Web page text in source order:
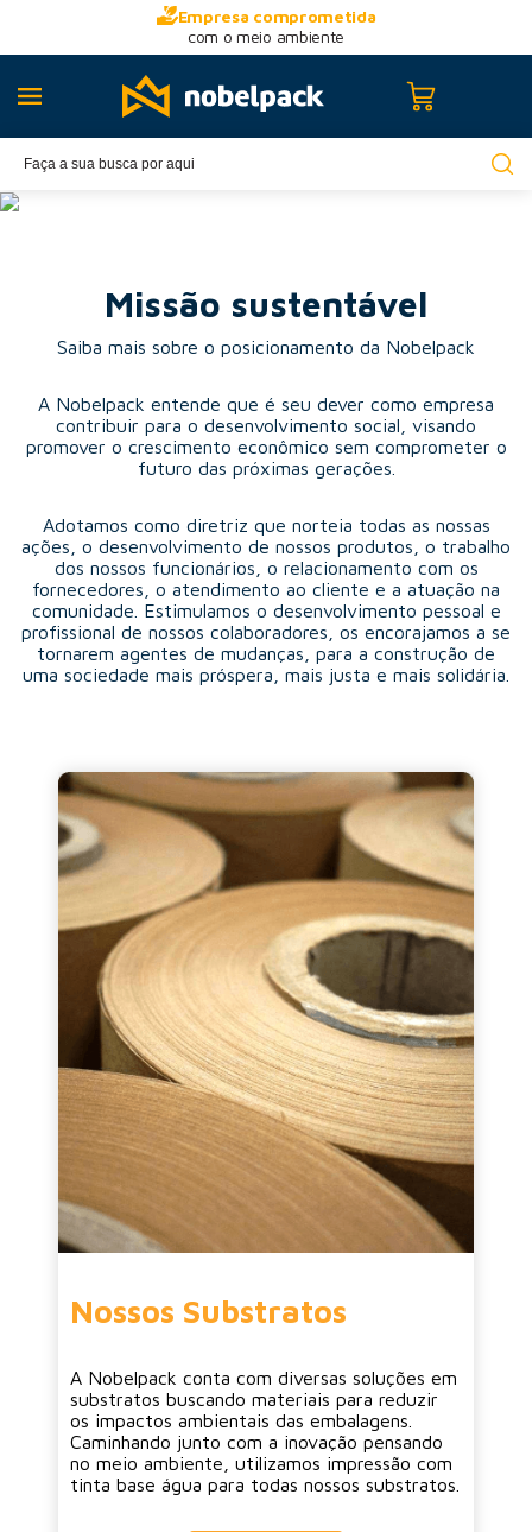
Empresa comprometida
com o meio ambiente
Missão sustentável
Saiba mais sobre o posicionamento da Nobelpack
A Nobelpack entende que é seu dever como empresa
contribuir para o desenvolvimento social, visando
promover o crescimento econômico sem comprometer o
futuro das próximas gerações.
Adotamos como diretriz que norteia todas as nossas
ações, o desenvolvimento de nossos produtos, o trabalho
dos nossos funcionários, o relacionamento com os
fornecedores, o atendimento ao cliente e a atuação na
comunidade. Estimulamos o desenvolvimento pessoal e
profissional de nossos colaboradores, os encorajamos a se
tornarem agentes de mudanças, para a construção de
uma sociedade mais próspera, mais justa e mais solidária.
Nossos Substratos
A Nobelpack conta com diversas soluções em
substratos buscando materiais para reduzir
os impactos ambientais das embalagens.
Caminhando junto com a inovação pensando
no meio ambiente, utilizamos impressão com
tinta base água para todas nossos substratos.